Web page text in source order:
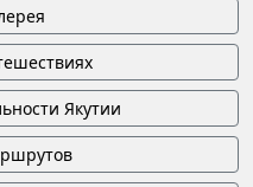
Якутии